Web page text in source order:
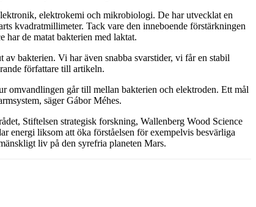
elektrokemi och mikrobiologi. De har utvecklat en
kvadratmillimeter. Tack vare den inneboende förstärkningen
har de matat bakterien med laktat.
bakterien. Vi har även snabba svarstider, vi får en stabil
författare till artikeln.
omvandlingen går till mellan bakterien och elektroden. Ett mål
säger Gábor Méhes.
Stiftelsen strategisk forskning, Wallenberg Wood Science
energi liksom att öka förståelsen för exempelvis besvärliga
liv på den syrefria planeten Mars.